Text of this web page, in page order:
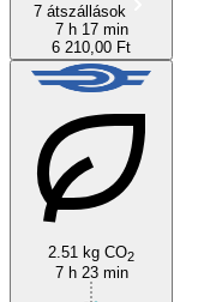
7 átszállások
7 h 17 min
6 210,00 Ft
2.51 kg CO2
7 h 23 min